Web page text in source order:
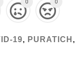
0 0
19, PURATICH ,